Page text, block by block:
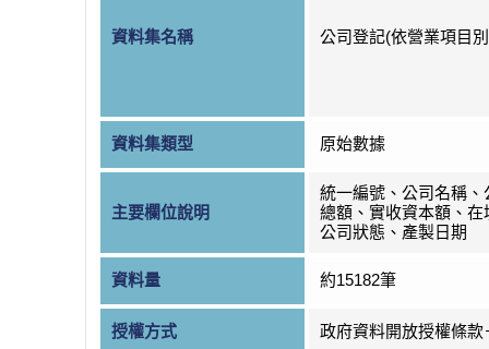
資料集名稱 公司登記(依營業項目
資料集類型 原始數據
主要欄位說明
統一編號、公司名稱、
總額、實收資本額、在
公司狀態、產製日期
資料量 約15182筆
授權方式 政府資料開放授權條款